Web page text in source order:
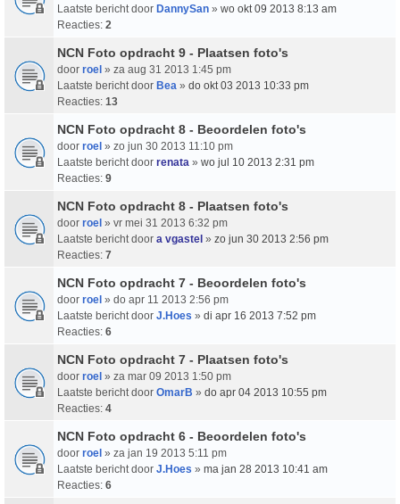
Laatste bericht door DannySan » wo okt 09 2013 8:13 am
Reacties: 2
NCN Foto opdracht 9 - Plaatsen foto's
door roel » za aug 31 2013 1:45 pm
Laatste bericht door Bea » do okt 03 2013 10:33 pm
Reacties: 13
NCN Foto opdracht 8 - Beoordelen foto's
door roel » zo jun 30 2013 11:10 pm
Laatste bericht door renata » wo jul 10 2013 2:31 pm
Reacties: 9
NCN Foto opdracht 8 - Plaatsen foto's
door roel » vr mei 31 2013 6:32 pm
Laatste bericht door a vgastel » zo jun 30 2013 2:56 pm
Reacties: 7
NCN Foto opdracht 7 - Beoordelen foto's
door roel » do apr 11 2013 2:56 pm
Laatste bericht door J.Hoes » di apr 16 2013 7:52 pm
Reacties: 6
NCN Foto opdracht 7 - Plaatsen foto's
door roel » za mar 09 2013 1:50 pm
Laatste bericht door OmarB » do apr 04 2013 10:55 pm
Reacties: 4
NCN Foto opdracht 6 - Beoordelen foto's
door roel » za jan 19 2013 5:11 pm
Laatste bericht door J.Hoes » ma jan 28 2013 10:41 am
Reacties: 6